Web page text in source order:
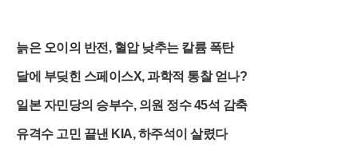
늙은 오이의 반전, 혈압 낮추는 칼륨 폭탄
달에 부딪힌 스페이스X, 과학적 통찰 얻나?
일본 자민당의 승부수, 의원 정수 45석 감축
유격수 고민 끝낸 KIA, 하주석이 살렸다